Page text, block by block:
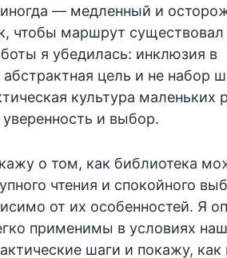
— медленный и
чтобы маршрут
я убедилась: инклюзия в
цель и не набор
культура маленьких
и выбор.
о том, как библиотека
чтения и спокойного
от их особенностей. Я
применимы в условиях
шаги и покажу, как